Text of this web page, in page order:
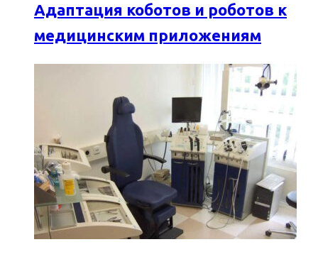
Адаптация коботов и роботов к
медицинским приложениям